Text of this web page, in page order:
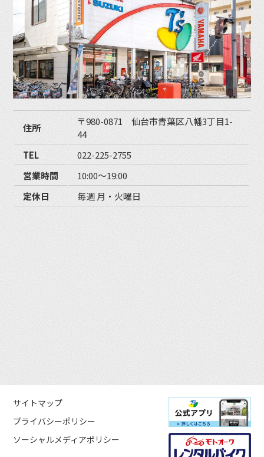
住所
〒980-0871 仙台市青葉区八幡3丁目1-
44
TEL
022-225-2755
営業時間
10:00〜19:00
定休日
毎週 月・火曜日
サイトマップ
プライバシーポリシー
ソーシャルメディアポリシー